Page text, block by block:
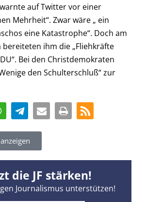
auf Twitter vor einer
Mehrheit“. Zwar wäre „ ein
eine Katastrophe“. Doch am
bereiteten ihm die „Fliehkräfte
Bei den Christdemokraten
den Schulterschluß“ zur
die JF stärken!
Journalismus unterstützen!